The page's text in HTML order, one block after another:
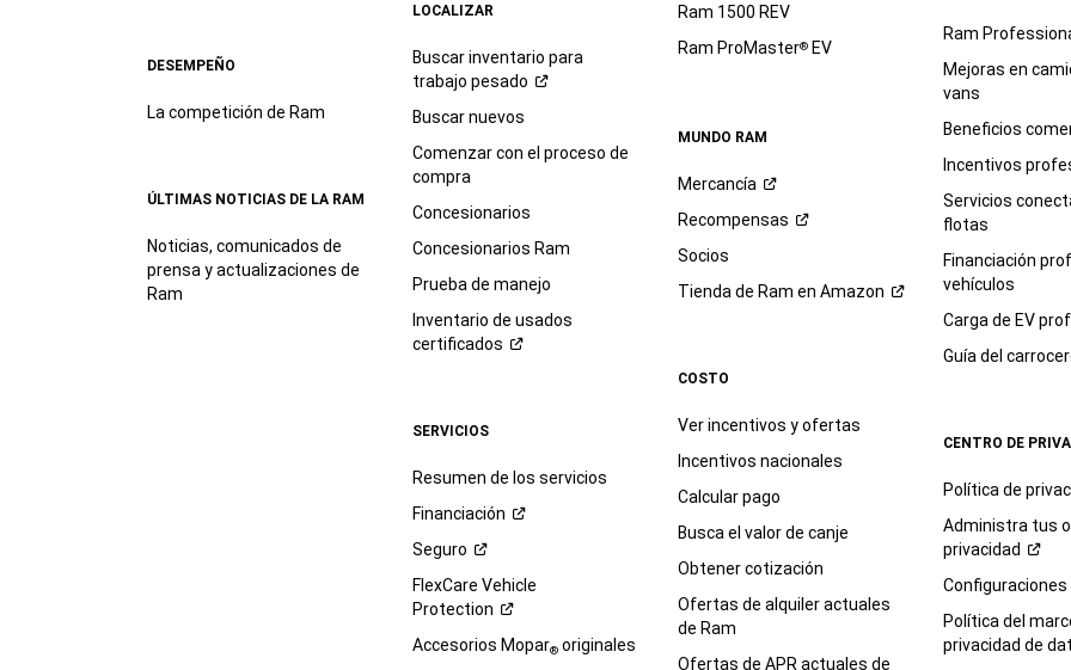
DESEMPEÑO
La competición de Ram
ÚLTIMAS NOTICIAS DE LA RAM
Noticias, comunicados de
prensa y actualizaciones de
Ram
LOCALIZAR
Buscar inventario para
trabajo pesado
Buscar nuevos
Comenzar con el proceso de
compra
Concesionarios
Concesionarios Ram
Prueba de manejo
Inventario de usados
certificados
SERVICIOS
Resumen de los servicios
Financiación
Seguro
FlexCare Vehicle
Protection
Accesorios Mopar®originales
Ram 1500 REV
Ram ProMaster®EV
MUNDO RAM
Mercancía
Recompensas
Socios
Tienda de Ram en Amazon
COSTO
Ver incentivos y ofertas
Incentivos nacionales
Calcular pago
Busca el valor de canje
Obtener cotización
Ofertas de alquiler actuales
de Ram
Ofertas de APR actuales de
Ram
Mejoras en
vans
Beneficios
Incentivos
Servicios
flotas
Financiación
vehículos
Carga de EV
Guía del
CENTRO DE
Política de
Administra tus
privacidad
Configuraciones
Política del
privacidad de